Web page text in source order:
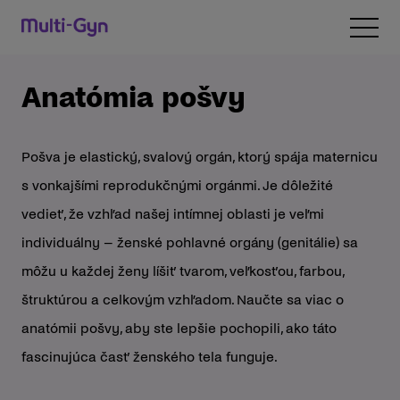
Anatómia pošvy
Pošva je elastický, svalový orgán, ktorý spája maternicu
s vonkajšími reprodukčnými orgánmi. Je dôležité
vedieť, že vzhľad našej intímnej oblasti je veľmi
individuálny – ženské pohlavné orgány (genitálie) sa
môžu u každej ženy líšiť tvarom, veľkosťou, farbou,
štruktúrou a celkovým vzhľadom. Naučte sa viac o
anatómii pošvy, aby ste lepšie pochopili, ako táto
fascinujúca časť ženského tela funguje.